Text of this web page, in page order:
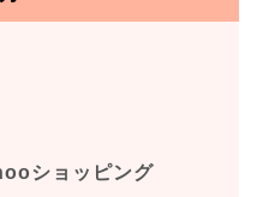
ショッピング